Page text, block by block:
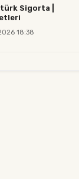
Sigorta |
18:38